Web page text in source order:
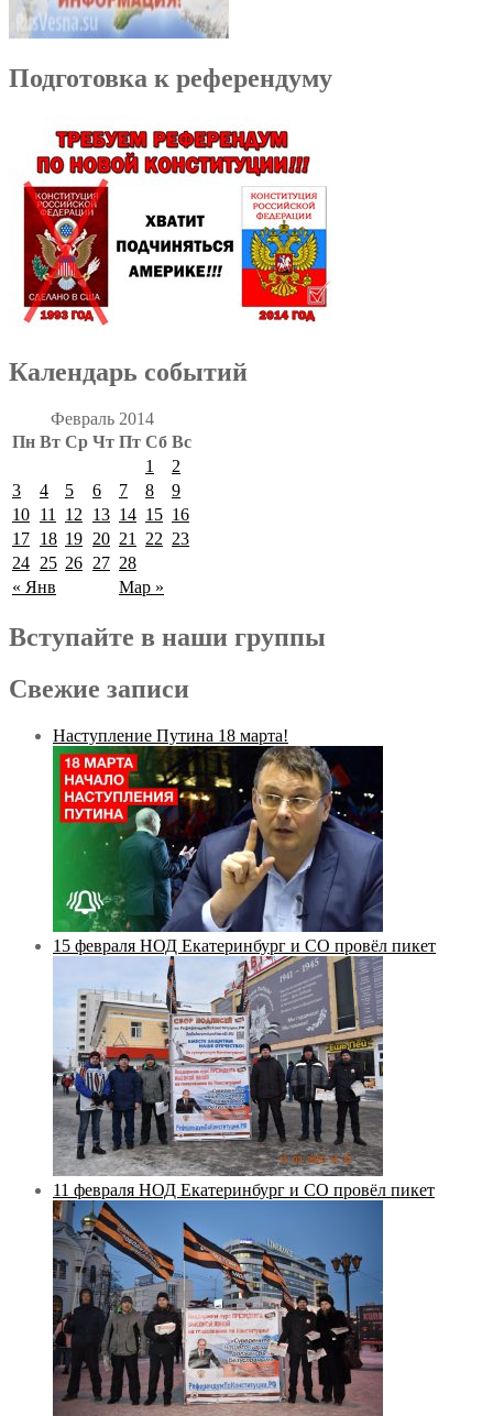
Подготовка к референдуму
Календарь событий
Февраль 2014
Пн Вт Ср Чт Пт Сб Вс
« Янв Мар »
1
2
3
4 5 6 7 8
9
10 11 12 13 14 15 16
17 18 19 20 21 22 23
24 25 26 27 28
Вступайте в наши группы
Свежие записи
Наступление Путина 18 марта!
15 февраля НОД Екатеринбург и СО провёл пикет
11 февраля НОД Екатеринбург и СО провёл пикет